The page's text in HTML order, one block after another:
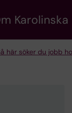
här söker du jobb